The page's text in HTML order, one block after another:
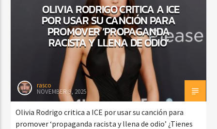
OLIVIA RODRIGO CRITICA A ICE
POR USAR SU CANCIÓN PARA
PROMOVER ‘PROPAGANDA
RACISTA Y LLENA DE ODIO’
rasco
NOVEMBER 9, 2025
Olivia Rodrigo critica a ICE por usar su canción para
promover ‘propaganda racista y llena de odio’ ¿Tienes